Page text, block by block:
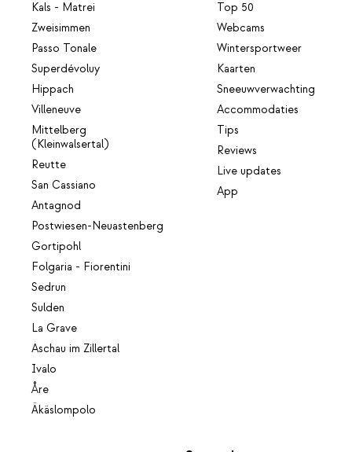
Kals - Matrei
Zweisimmen
Passo Tonale
Superdévoluy
Hippach
Villeneuve
Mittelberg
(Kleinwalsertal)
Reutte
San Cassiano
Antagnod
Postwiesen-Neuastenberg
Gortipohl
Folgaria - Fiorentini
Sedrun
Sulden
La Grave
Aschau im Zillertal
Ivalo
Åre
Äkäslompolo
Top 50
Webcams
Wintersportweer
Kaarten
Sneeuwverwachting
Accommodaties
Tips
Reviews
Live updates
App